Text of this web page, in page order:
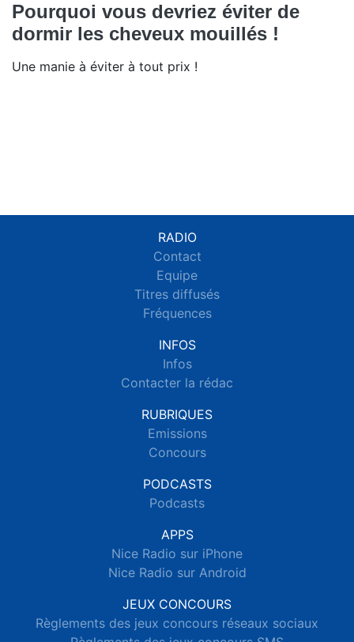
Pourquoi vous devriez éviter de
dormir les cheveux mouillés !
Une manie à éviter à tout prix !
RADIO
Contact
Equipe
Titres diffusés
Fréquences
INFOS
Infos
Contacter la rédac
RUBRIQUES
Emissions
Concours
PODCASTS
Podcasts
APPS
Nice Radio sur iPhone
Nice Radio sur Android
JEUX CONCOURS
Règlements des jeux concours réseaux sociaux